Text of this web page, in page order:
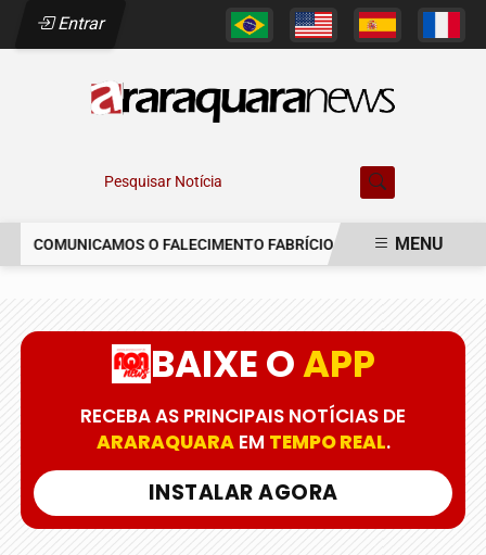
Entrar
Pesquisar Notícia
COMUNICAMOS O FALECIMENTO FABRÍCIO AUGUSTO FERREIRA
MENU
BAIXE OAPP
RECEBA AS PRINCIPAIS NOTÍCIAS DE
ARARAQUARAEM TEMPO REAL.
INSTALAR AGORA